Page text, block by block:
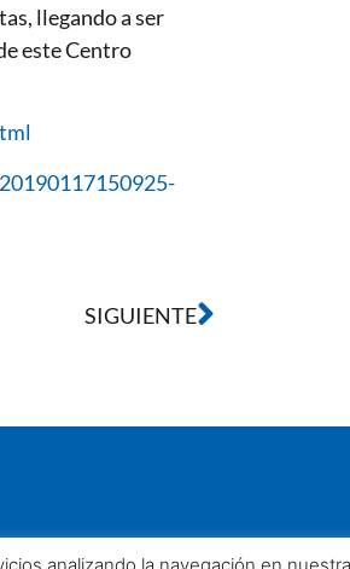
llegando a ser
este Centro
SIGUIENTE